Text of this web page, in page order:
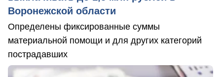
Воронежской области
Определены фиксированные суммы
материальной помощи и для других категорий
пострадавших